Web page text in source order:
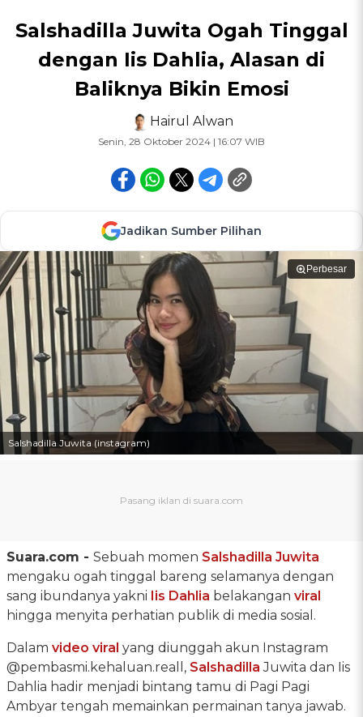
Salshadilla Juwita Ogah Tinggal
dengan Iis Dahlia, Alasan di
Baliknya Bikin Emosi
Hairul Alwan
Senin, 28 Oktober 2024 | 16:07 WIB
Jadikan Sumber Pilihan
Perbesar
Salshadilla Juwita (instagram)
Suara.com - Sebuah momen Salshadilla Juwita
mengaku ogah tinggal bareng selamanya dengan
sang ibundanya yakni Iis Dahlia belakangan viral
hingga menyita perhatian publik di media sosial.
Dalam video viral yang diunggah akun Instagram
@pembasmi.kehaluan.reall, Salshadilla Juwita dan Iis
Dahlia hadir menjadi bintang tamu di Pagi Pagi
Ambyar tengah memainkan permainan tanya jawab.